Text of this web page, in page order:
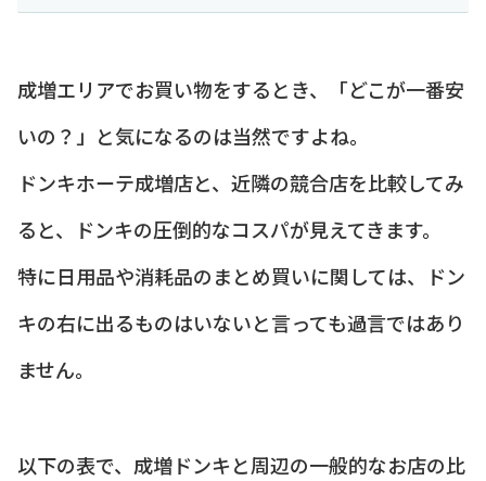
成増エリアでお買い物をするとき、「どこが一番安
いの？」と気になるのは当然ですよね。
ドンキホーテ成増店と、近隣の競合店を比較してみ
ると、ドンキの圧倒的なコスパが見えてきます。
特に日用品や消耗品のまとめ買いに関しては、ドン
キの右に出るものはいないと言っても過言ではあり
ません。
以下の表で、成増ドンキと周辺の一般的なお店の比